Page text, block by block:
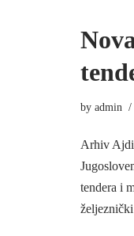
by admin
Arhiv
tendera i